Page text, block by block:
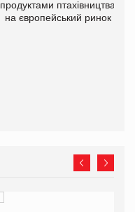
продуктами птахівництва
на європейський ринок